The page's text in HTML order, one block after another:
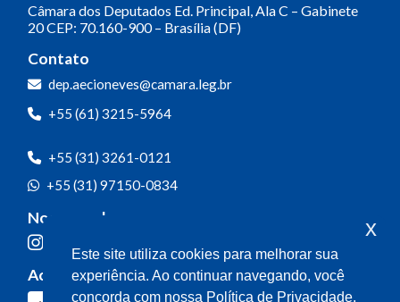
Câmara dos Deputados Ed. Principal, Ala C – Gabinete
20CEP: 70.160-900 – Brasília (DF)
Contato
dep.aecioneves@camara.leg.br
+55 (61) 3215-5964
+55 (31) 3261-0121
+55 (31) 97150-0834
Nossas redes
Acompanhe o meu mandato
Este site utiliza cookies para melhorar sua
experiência. Ao continuar navegando, você
concorda com nossa Política de Privacidade.
x